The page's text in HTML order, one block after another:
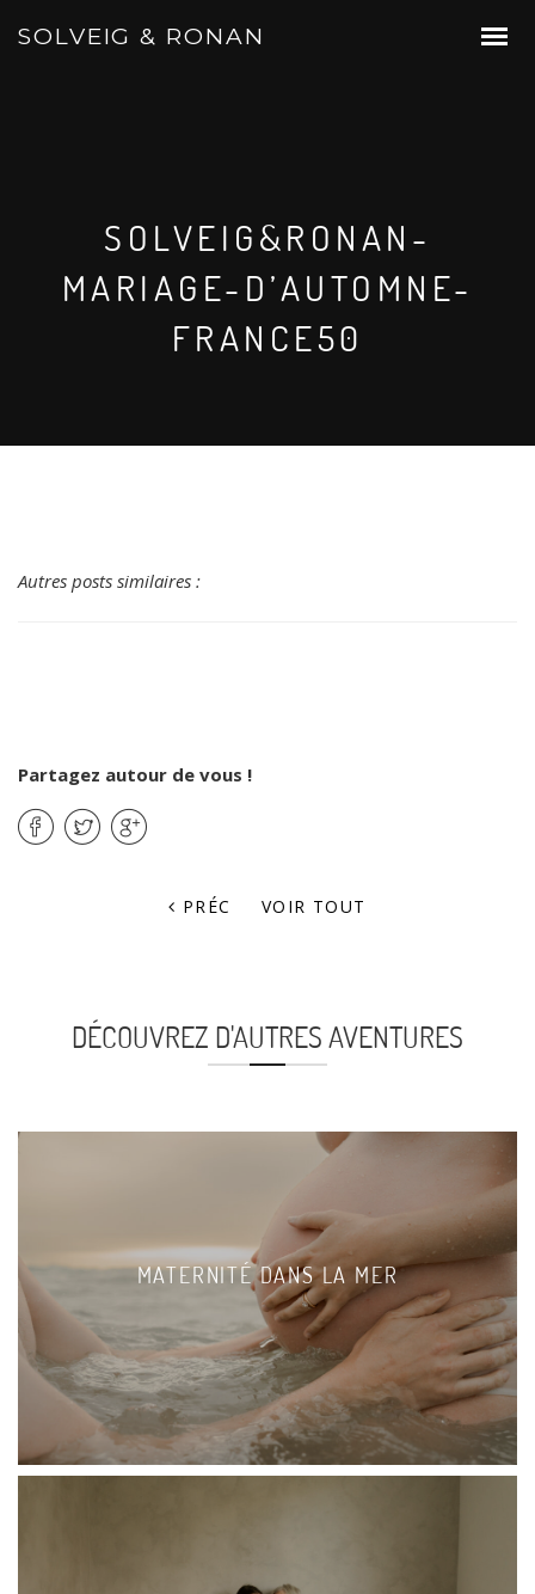
SOLVEIG & RONAN
SOLVEIG&RONAN-
MARIAGE-D’AUTOMNE-
FRANCE50
Autres posts similaires :
Partagez autour de vous !
PRÉC VOIR TOUT
DÉCOUVREZ D'AUTRES AVENTURES
MATERNITÉ DANS LA MER